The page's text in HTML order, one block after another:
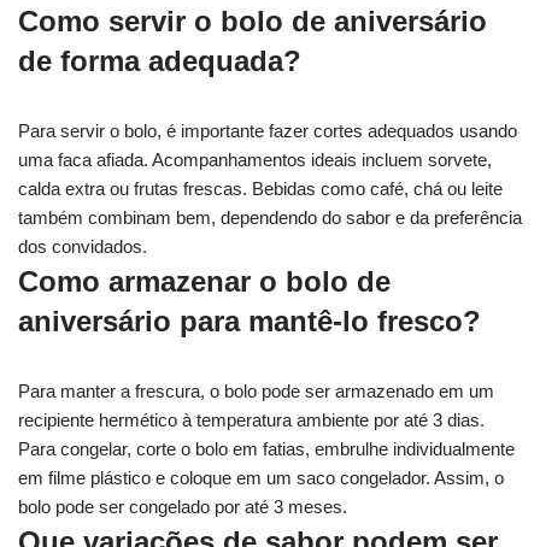
Como servir o bolo de aniversário
de forma adequada?
Para servir o bolo, é importante fazer cortes adequados usando
uma faca afiada. Acompanhamentos ideais incluem sorvete,
calda extra ou frutas frescas. Bebidas como café, chá ou leite
também combinam bem, dependendo do sabor e da preferência
dos convidados.
Como armazenar o bolo de
aniversário para mantê-lo fresco?
Para manter a frescura, o bolo pode ser armazenado em um
recipiente hermético à temperatura ambiente por até 3 dias.
Para congelar, corte o bolo em fatias, embrulhe individualmente
em filme plástico e coloque em um saco congelador. Assim, o
bolo pode ser congelado por até 3 meses.